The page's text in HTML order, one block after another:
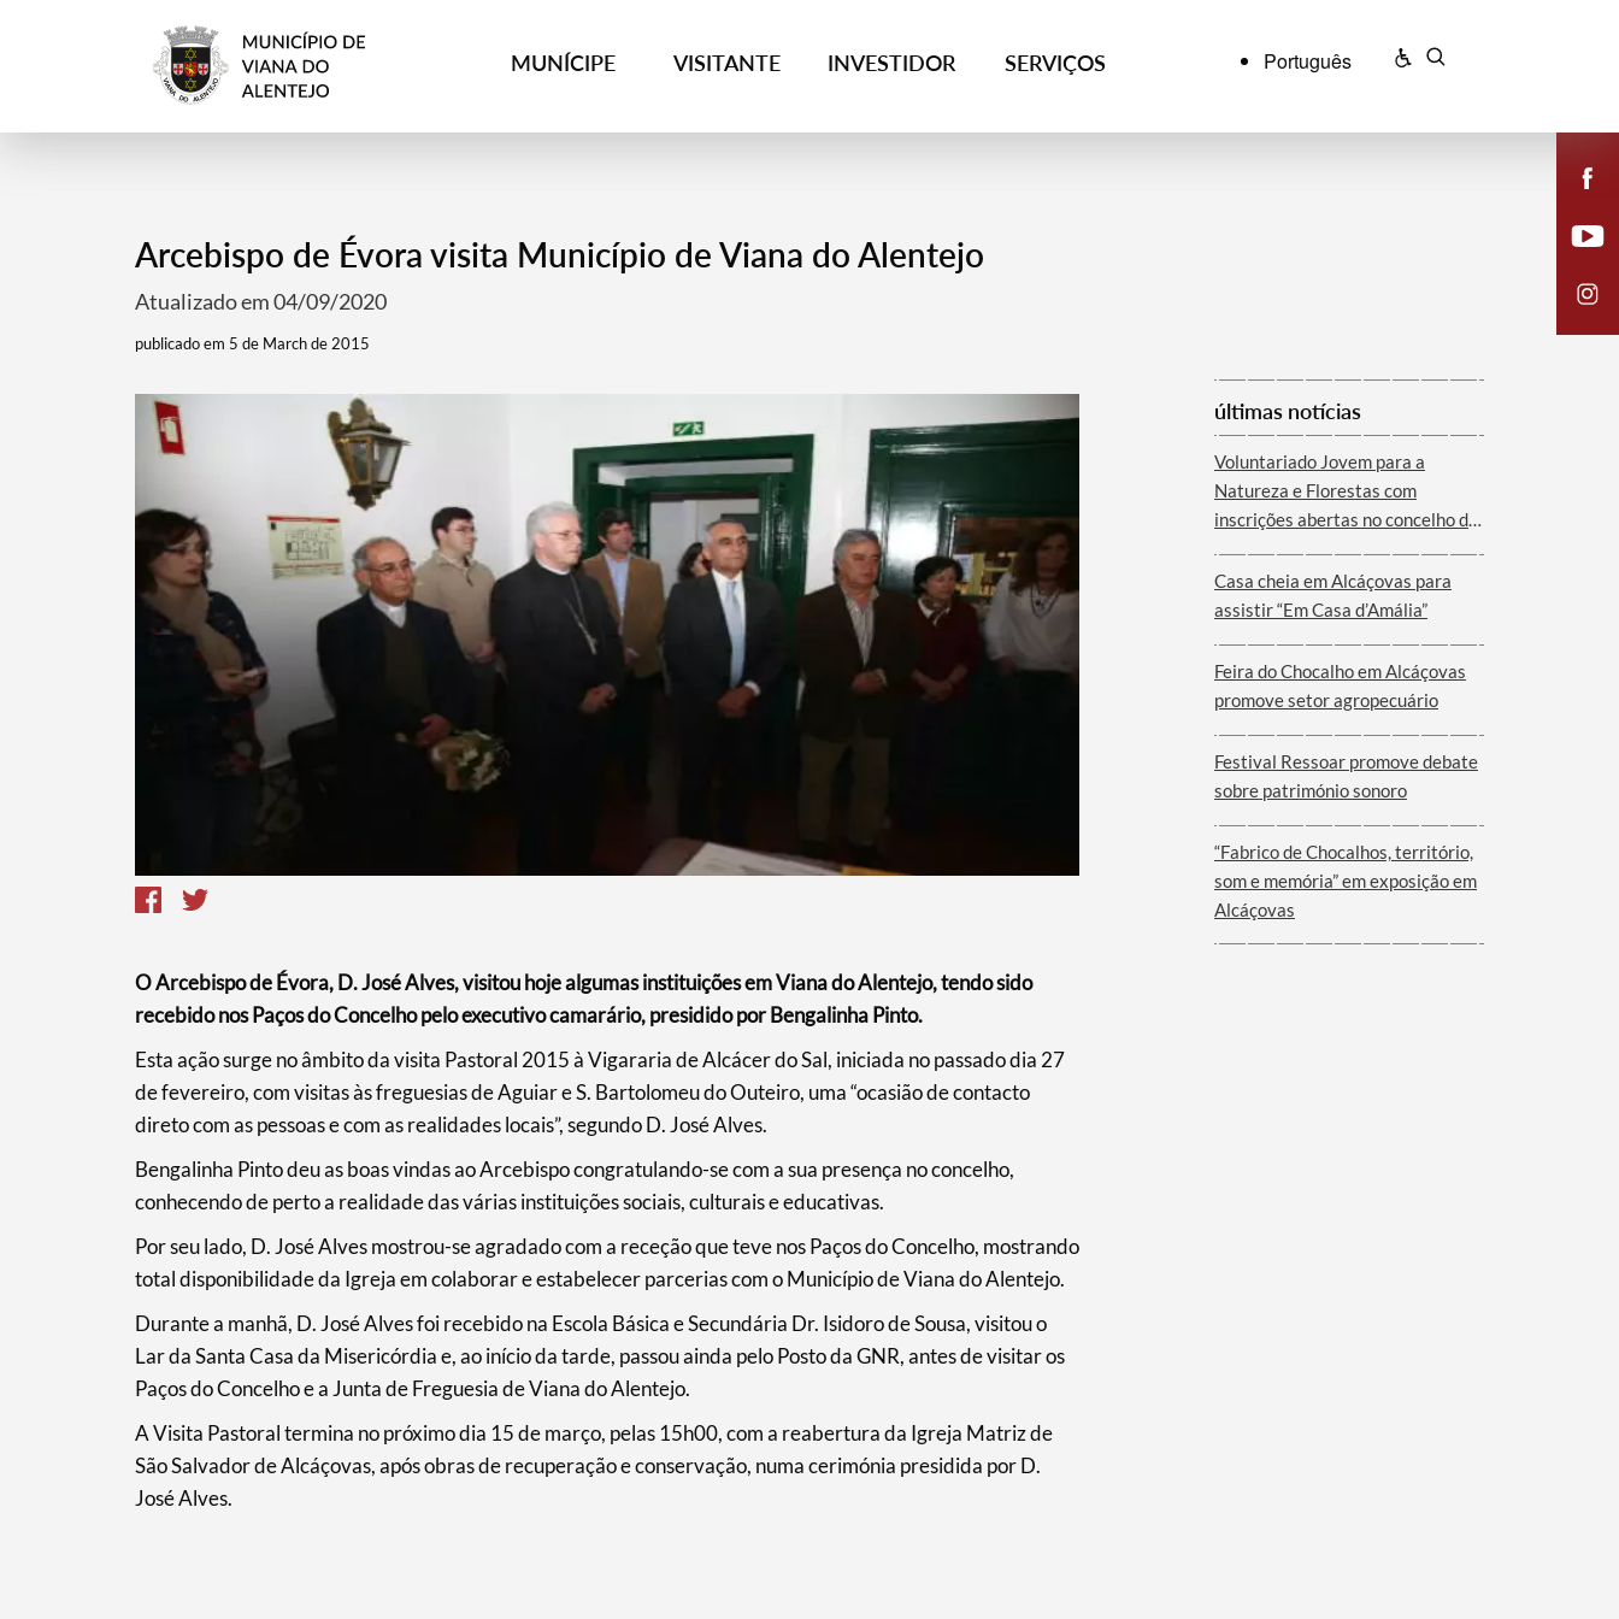
MUNÍCIPE VISITANTE INVESTIDOR SERVIÇOS Português
Categorias gerais
Filtros
Arcebispo de Évora visita Município de Viana do Alentejo
Atualizado em 04/09/2020
publicado em 5 de March de 2015
O Arcebispo de Évora, D. José Alves, visitou hoje algumas instituições em Viana do Alentejo, tendo sido
recebido nos Paços do Concelho pelo executivo camarário, presidido por Bengalinha Pinto.
​Esta ação surge no âmbito da visita Pastoral 2015 à Vigararia de Alcácer do Sal, iniciada no passado dia 27
de fevereiro, com visitas às freguesias de Aguiar e S. Bartolomeu do Outeiro, uma “ocasião de contacto
direto com as pessoas e com as realidades locais”, segundo D. José Alves.
Bengalinha Pinto deu as boas vindas ao Arcebispo congratulando-se com a sua presença no concelho,
conhecendo de perto a realidade das várias instituições sociais, culturais e educativas.
Por seu lado, D. José Alves mostrou-se agradado com a receção que teve nos Paços do Concelho, mostrando
total disponibilidade da Igreja em colaborar e estabelecer parcerias com o Município de Viana do Alentejo.
Durante a manhã, D. José Alves foi recebido na Escola Básica e Secundária Dr. Isidoro de Sousa, visitou o
Lar da Santa Casa da Misericórdia e, ao início da tarde, passou ainda pelo Posto da GNR, antes de visitar os
Paços do Concelho e a Junta de Freguesia de Viana do Alentejo.
A Visita Pastoral termina no próximo dia 15 de março, pelas 15h00, com a reabertura da Igreja Matriz de
São Salvador de Alcáçovas, após obras de recuperação e conservação, numa cerimónia presidida por D.
José Alves.
últimas notícias
Voluntariado Jovem para a
Natureza e Florestas com
inscrições abertas no concelho de
Casa cheia em Alcáçovas para
assistir “Em Casa d’Amália”
Feira do Chocalho em Alcáçovas
promove setor agropecuário
Festival Ressoar promove debate
sobre património sonoro
“Fabrico de Chocalhos, território,
som e memória” em exposição em
Alcáçovas